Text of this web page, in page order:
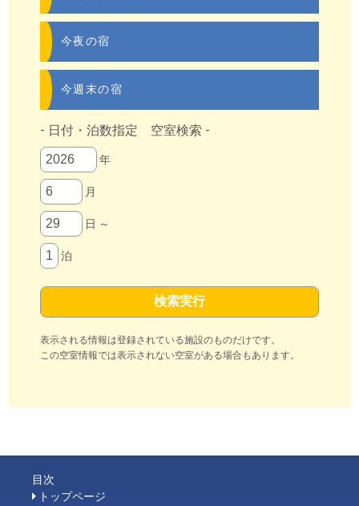
今夜の宿
今週末の宿
- 日付・泊数指定 空室検索 -
年
月
日 ～
泊
表示される情報は登録されている施設のものだけです。
この空室情報では表示されない空室がある場合もあります。
目次
トップページ